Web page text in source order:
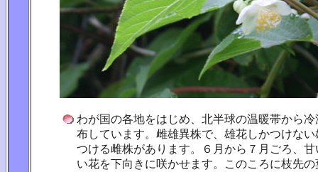
わが国の各地をはじめ、北半球の温暖帯から
布しています。雌雄異株で、雄花しかつけな
つける雌株があります。６月から７月ごろ、
い花を下向きに咲かせます。このころに枝先